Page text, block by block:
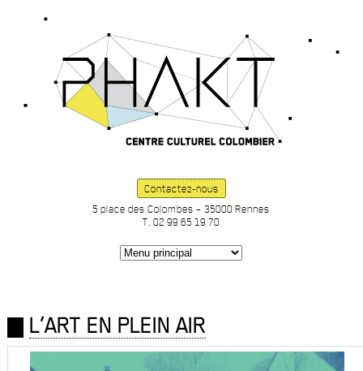
Contactez-nous
5 place des Colombes – 35000 Rennes
T. 02 99 65 19 70
L’ART EN PLEIN AIR